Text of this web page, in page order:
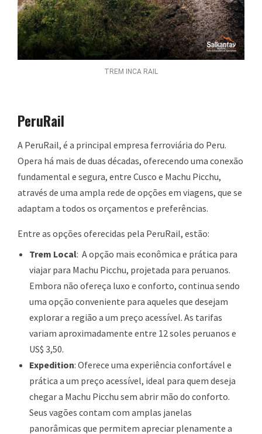
TREM INCA RAIL
PeruRail
A PeruRail, é a principal empresa ferroviária do Peru.
Opera há mais de duas décadas, oferecendo uma conexão
fundamental e segura, entre Cusco e Machu Picchu,
através de uma ampla rede de opções em viagens, que se
adaptam a todos os orçamentos e preferências.
Entre as opções oferecidas pela PeruRail, estão:
Trem Local: A opção mais econômica e prática para
viajar para Machu Picchu, projetada para peruanos.
Embora não ofereça luxo e conforto, continua sendo
uma opção conveniente para aqueles que desejam
explorar a região a um preço acessível. As tarifas
variam aproximadamente entre 12 soles peruanos e
US$ 3,50.
Expedition: Oferece uma experiência confortável e
prática a um preço acessível, ideal para quem deseja
chegar a Machu Picchu sem abrir mão do conforto.
Seus vagões contam com amplas janelas
panorâmicas que permitem apreciar plenamente a